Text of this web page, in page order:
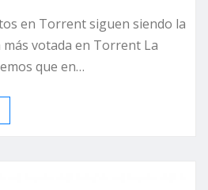
en Torrent siguen siendo la
votada en Torrent La
que en…